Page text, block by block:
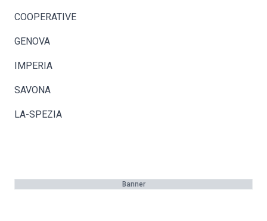
COOPERATIVE
GENOVA
IMPERIA
SAVONA
LA-SPEZIA
Banner